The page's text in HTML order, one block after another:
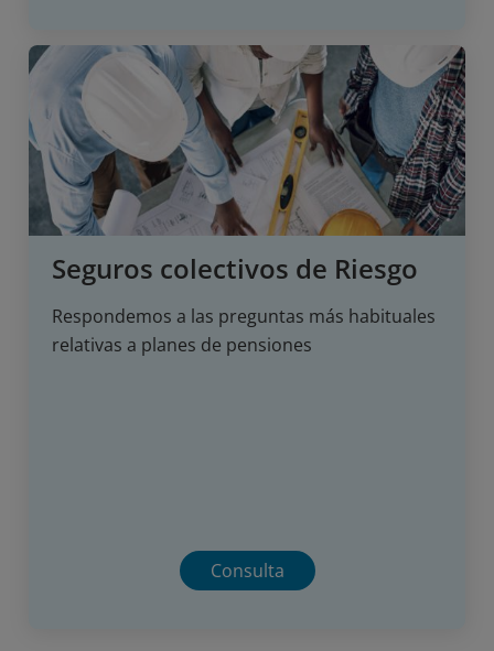
Seguros colectivos de Riesgo
Respondemos a las preguntas más habituales
relativas a planes de pensiones
Consulta